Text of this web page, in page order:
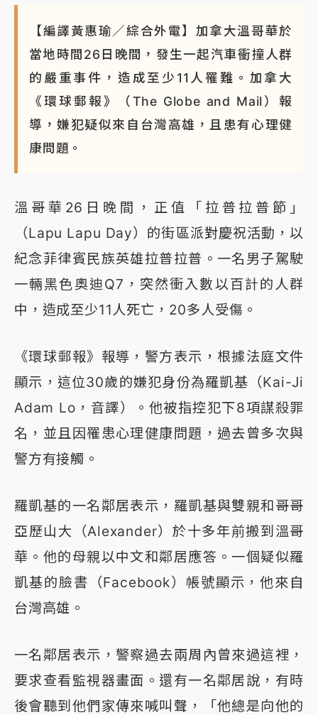
【編譯黃惠瑜／綜合外電】加拿大溫哥華於
當地時間26日晚間，發生一起汽車衝撞人群
的嚴重事件，造成至少11人罹難。加拿大
《環球郵報》（The Globe and Mail）報
導，嫌犯疑似來自台灣高雄，且患有心理健
康問題。
溫哥華26日晚間，正值「拉普拉普節」
（Lapu Lapu Day）的街區派對慶祝活動，以
紀念菲律賓民族英雄拉普拉普。一名男子駕駛
一輛黑色奧迪Q7，突然衝入數以百計的人群
中，造成至少11人死亡，20多人受傷。
《環球郵報》報導，警方表示，根據法庭文件
顯示，這位30歲的嫌犯身份為羅凱基（Kai-Ji
Adam Lo，音譯）。他被指控犯下8項謀殺罪
名，並且因罹患心理健康問題，過去曾多次與
警方有接觸。
羅凱基的一名鄰居表示，羅凱基與雙親和哥哥
亞歷山大（Alexander）於十多年前搬到溫哥
華。他的母親以中文和鄰居應答。一個疑似羅
凱基的臉書（Facebook）帳號顯示，他來自
台灣高雄。
一名鄰居表示，警察過去兩周內曾來過這裡，
要求查看監視器畫面。還有一名鄰居說，有時
後會聽到他們家傳來喊叫聲，「他總是向他的